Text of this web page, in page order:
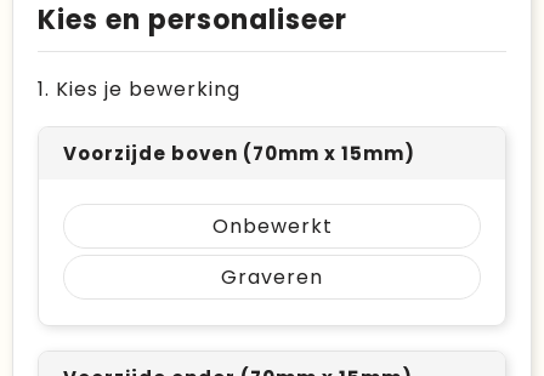
Kies en personaliseer
1. Kies je bewerking
Voorzijde boven (70mm x 15mm)
Onbewerkt
Graveren